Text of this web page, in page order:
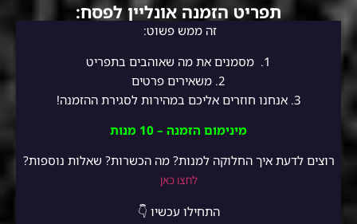
תפריט הזמנה אונליין לפסח:
זה ממש פשוט:
1.
מסמנים את מה שאוהבים בתפריט
2. משאירים פרטים
3. אנחנו חוזרים אליכם במהירות לסגירת ההזמנה!
מינימום הזמנה – 10 מנות
רוצים לדעת איך החלוקה למנות? מה הכשרות? שאלות נוספות?
לחצו כאן
התחילו עכשיו 👇